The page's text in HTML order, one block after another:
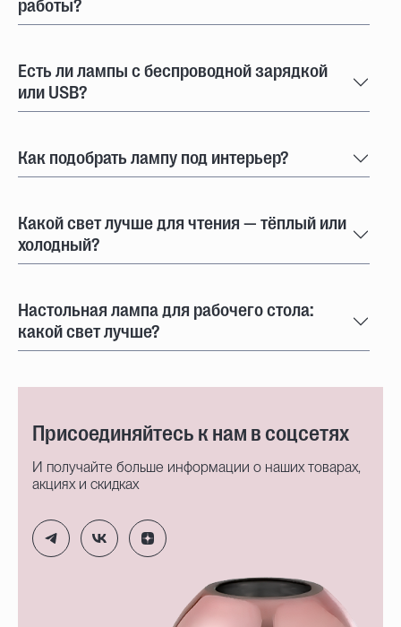
работы?
Есть ли лампы с беспроводной зарядкой
или USB?
Как подобрать лампу под интерьер?
Какой свет лучше для чтения — тёплый или
холодный?
Настольная лампа для рабочего стола:
какой свет лучше?
Присоединяйтесь к нам в соцсетях
И получайте больше информации о наших товарах,
акциях и скидках